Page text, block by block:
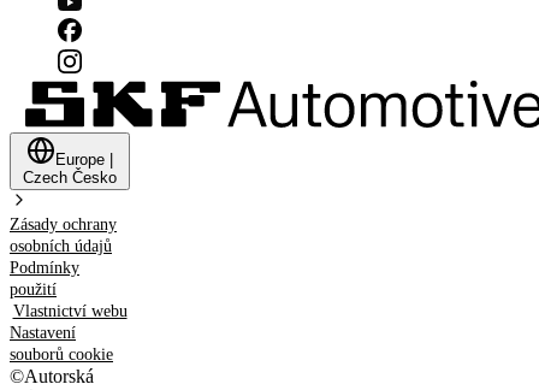
Europe
Czech Česko
Zásady ochrany
osobních údajů
Podmínky
použití
Vlastnictví webu
Nastavení
souborů cookie
©Autorská